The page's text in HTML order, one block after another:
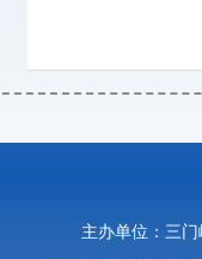
主办单位：三